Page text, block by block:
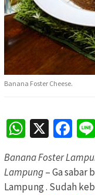
Banana Foster Cheese.
X
Banana Foster
Lampung– Ga sabar
Lampung . Sudah